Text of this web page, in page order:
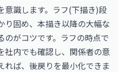
意識します。ラフ(下描き)段
り固め、本描き以降の大幅な
がコツです。ラフの時点で
社内でも確認し、関係者の意
れば、後戻りを最小化できま